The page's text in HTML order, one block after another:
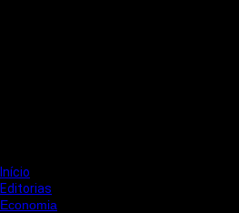
Início
Editorias
Economia